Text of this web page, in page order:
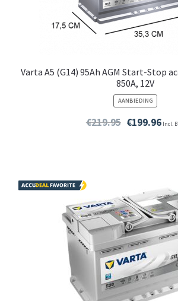
Varta A5 (G14) 95Ah AGM Start-Stop
850A, 12V
AANBIEDINGPRODUCT
IN
DE
€219.95 €199.96 Incl.